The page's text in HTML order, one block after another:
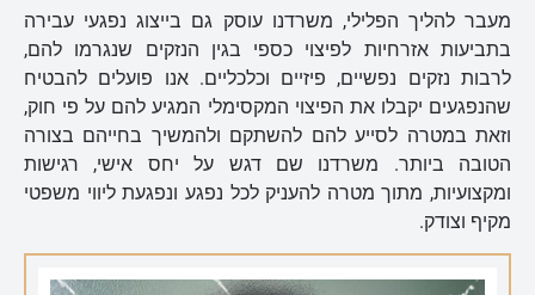
מעבר להליך הפלילי, משרדנו עוסק גם בייצוג נפגעי עבירה
בתביעות אזרחיות לפיצוי כספי בגין הנזקים שנגרמו להם,
לרבות נזקים נפשיים, פיזיים וכלכליים. אנו פועלים להבטיח
שהנפגעים יקבלו את הפיצוי המקסימלי המגיע להם על פי חוק,
וזאת במטרה לסייע להם להשתקם ולהמשיך בחייהם בצורה
הטובה ביותר. משרדנו שם דגש על יחס אישי, רגישות
ומקצועיות, מתוך מטרה להעניק לכל נפגע ונפגעת ליווי משפטי
מקיף וצודק.